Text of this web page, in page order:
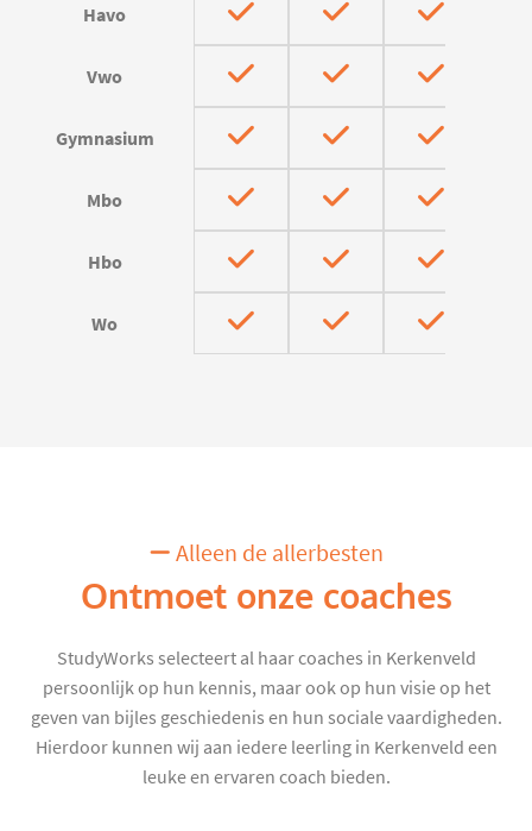
Havo
Vwo
Gymnasium
Mbo
Hbo
Wo
Alleen de allerbesten
Ontmoet onze coaches
StudyWorks selecteert al haar coaches in Kerkenveld
persoonlijk op hun kennis, maar ook op hun visie op het
geven van bijles geschiedenis en hun sociale vaardigheden.
Hierdoor kunnen wij aan iedere leerling in Kerkenveld een
leuke en ervaren coach bieden.